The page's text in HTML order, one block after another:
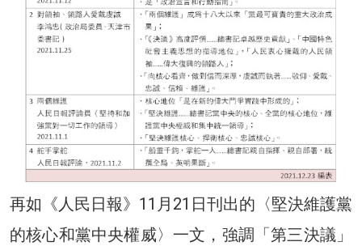
再如《人民日報》11月21日刊出的〈堅決維護黨
的核心和黨中央權威〉一文，強調「第三決議」